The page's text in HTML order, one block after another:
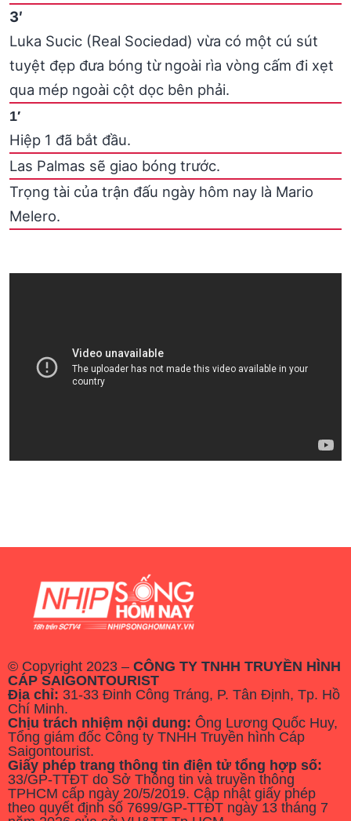
3′
Luka Sucic (Real Sociedad) vừa có một cú sút
tuyệt đẹp đưa bóng từ ngoài rìa vòng cấm đi xẹt
qua mép ngoài cột dọc bên phải.
1′
Hiệp 1 đã bắt đầu.
Las Palmas sẽ giao bóng trước.
Trọng tài của trận đấu ngày hôm nay là Mario
Melero.
© Copyright 2023 – CÔNG TY TNHH TRUYỀN HÌNH
CÁP SAIGONTOURIST
Địa chỉ: 31-33 Đinh Công Tráng, P. Tân Định, Tp. Hồ
Chí Minh.
Chịu trách nhiệm nội dung: Ông Lương Quốc Huy,
Tổng giám đốc Công ty TNHH Truyền hình Cáp
Saigontourist.
Giấy phép trang thông tin điện tử tổng hợp số:
33/GP-TTĐT do Sở Thông tin và truyền thông
TPHCM cấp ngày 20/5/2019. Cập nhật giấy phép
theo quyết định số 7699/GP-TTĐT ngày 13 tháng 7